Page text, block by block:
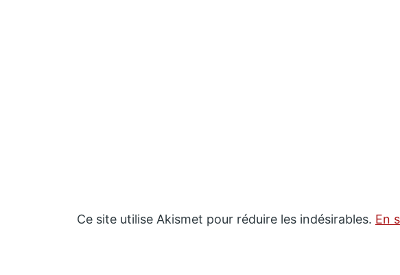
Ce site utilise Akismet pour réduire les indésirables. En